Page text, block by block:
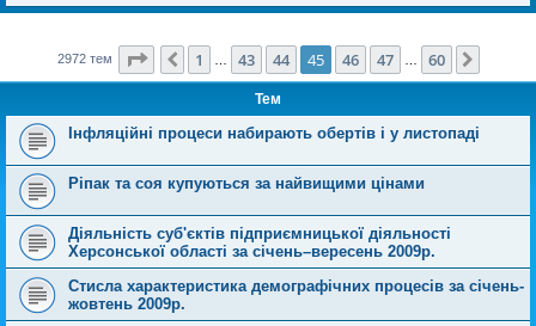
2972 тем Сторінка45 з60
Поперед.
1 43 44 45 46 47 60
Тем
Інфляційні процеси набирають обертів і у листопаді
Ріпак та соя купуються за найвищими цінами
Діяльність суб'єктів підприємницької діяльності
Херсонської області за січень–вересень 2009р.
Стисла характеристика демографічних процесів за січень-
жовтень 2009р.